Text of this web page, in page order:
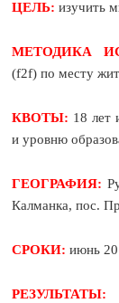
ЦЕЛЬ: изучить
МЕТОДИКА
(f2f)по месту
КВОТЫ: 18 лет
и уровню
ГЕОГРАФИЯ:
Калманка, пос.
СРОКИ: июнь
РЕЗУЛЬТАТЫ: